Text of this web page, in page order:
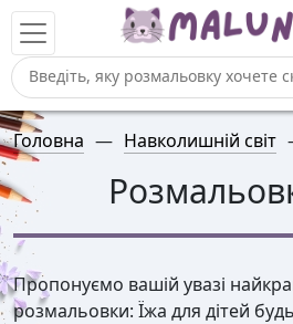
Головна — Навколишній світ
Пропонуємо вашій увазі
розмальовки: Їжа для дітей